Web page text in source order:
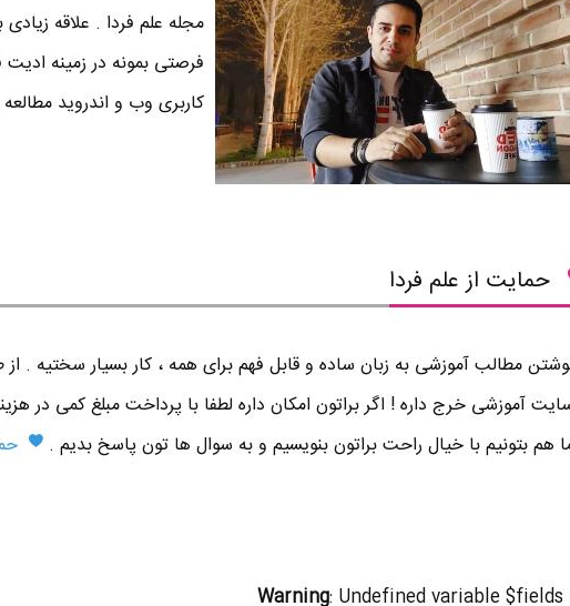
مجله علم فردا . علاقه
فرصتی بمونه در زمینه
کاربری وب و اندروید
حمایت از علم فردا
مطالب آموزشی به زبان ساده و قابل فهم برای همه ، کار بسیار سختیه .
آموزشی خرج داره ! اگر براتون امکان داره لطفا با پرداخت مبلغ کمی در
هم بتونیم با خیال راحت براتون بنویسیم و به سوال ها تون پاسخ بدیم .
Warning: Undefined variable